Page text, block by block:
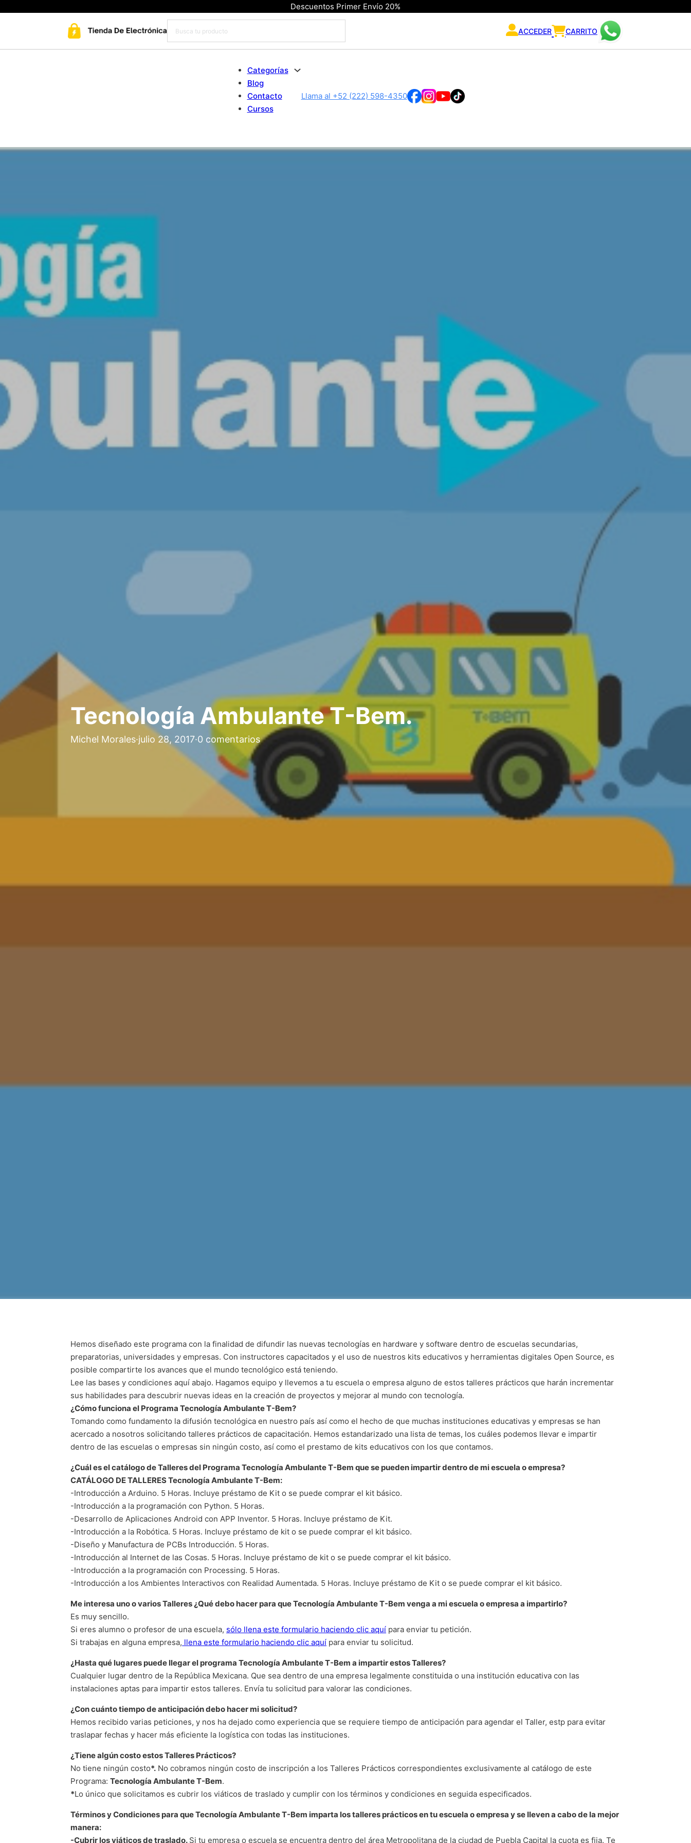
Descuentos Primer Envío 20%
ACCEDER CARRITO
Categorías
Blog
Contacto
Cursos
Llama al +52 (222) 598-4350
Tecnología Ambulante T-Bem.
Michel Morales·julio 28, 2017·0 comentarios
Hemos diseñado este programa con la finalidad de difundir las nuevas tecnologías en hardware y software dentro de escuelas secundarias,
preparatorias, universidades y empresas. Con instructores capacitados y el uso de nuestros kits educativos y herramientas digitales Open Source, es
posible compartirte los avances que el mundo tecnológico está teniendo.
Lee las bases y condiciones aquí abajo. Hagamos equipo y llevemos a tu escuela o empresa alguno de estos talleres prácticos que harán incrementar
sus habilidades para descubrir nuevas ideas en la creación de proyectos y mejorar al mundo con tecnología.
¿Cómo funciona el Programa Tecnología Ambulante T-Bem?
Tomando como fundamento la difusión tecnológica en nuestro país así como el hecho de que muchas instituciones educativas y empresas se han
acercado a nosotros solicitando talleres prácticos de capacitación. Hemos estandarizado una lista de temas, los cuáles podemos llevar e impartir
dentro de las escuelas o empresas sin ningún costo, así como el prestamo de kits educativos con los que contamos.
¿Cuál es el catálogo de Talleres del Programa Tecnología Ambulante T-Bem que se pueden impartir dentro de mi escuela o empresa?
CATÁLOGO DE TALLERES Tecnología Ambulante T-Bem:
-Introducción a Arduino. 5 Horas. Incluye préstamo de Kit o se puede comprar el kit básico.
-Introducción a la programación con Python. 5 Horas.
-Desarrollo de Aplicaciones Android con APP Inventor. 5 Horas. Incluye préstamo de Kit.
-Introducción a la Robótica. 5 Horas. Incluye préstamo de kit o se puede comprar el kit básico.
-Diseño y Manufactura de PCBs Introducción. 5 Horas.
-Introducción al Internet de las Cosas. 5 Horas. Incluye préstamo de kit o se puede comprar el kit básico.
-Introducción a la programación con Processing. 5 Horas.
-Introducción a los Ambientes Interactivos con Realidad Aumentada. 5 Horas. Incluye préstamo de Kit o se puede comprar el kit básico.
Me interesa uno o varios Talleres ¿Qué debo hacer para que Tecnología Ambulante T-Bem venga a mi escuela o empresa a impartirlo?
Es muy sencillo.
Si eres alumno o profesor de una escuela, sólo llena este formulario haciendo clic aquí para enviar tu petición.
Si trabajas en alguna empresa, llena este formulario haciendo clic aquí para enviar tu solicitud.
¿Hasta qué lugares puede llegar el programa Tecnología Ambulante T-Bem a impartir estos Talleres?
Cualquier lugar dentro de la República Mexicana. Que sea dentro de una empresa legalmente constituida o una institución educativa con las
instalaciones aptas para impartir estos talleres. Envía tu solicitud para valorar las condiciones.
¿Con cuánto tiempo de anticipación debo hacer mi solicitud?
Hemos recibido varias peticiones, y nos ha dejado como experiencia que se requiere tiempo de anticipación para agendar el Taller, estp para evitar
traslapar fechas y hacer más eficiente la logística con todas las instituciones.
¿Tiene algún costo estos Talleres Prácticos?
No tiene ningún costo*. No cobramos ningún costo de inscripción a los Talleres Prácticos correspondientes exclusivamente al catálogo de este
Programa: Tecnología Ambulante T-Bem.
*Lo único que solicitamos es cubrir los viáticos de traslado y cumplir con los términos y condiciones en seguida especificados.
Términos y Condiciones para que Tecnología Ambulante T-Bem imparta los talleres prácticos en tu escuela o empresa y se lleven a cabo de la mejor
manera:
-Cubrir los viáticos de traslado. Si tu empresa o escuela se encuentra dentro del área Metropolitana de la ciudad de Puebla Capital la cuota es fija. Te